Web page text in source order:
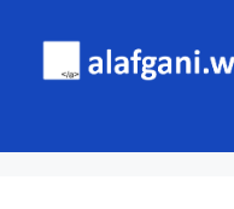
content